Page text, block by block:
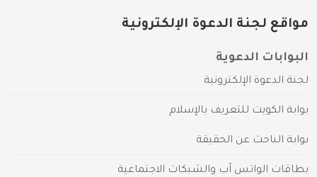
مواقع لجنة الدعوة الإلكترونية
البوابات الدعوية
لجنة الدعوة الإلكترونية
بوابة الكويت للتعريف بالإسلام
بوابة الباحث عن الحقيقة
بطاقات الواتس آب والشبكات الاجتماعية